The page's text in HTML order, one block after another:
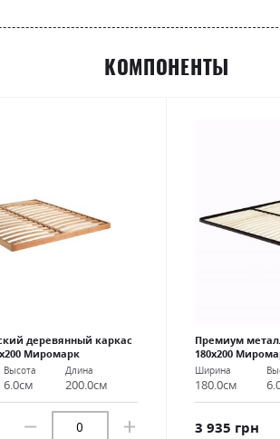
КОМПОНЕНТЫ
деревянный каркас
Миромарк
Высота
6.0см
Длина
200.0см
Премиум
180х200
Ширина
180.0см
3 935 грн